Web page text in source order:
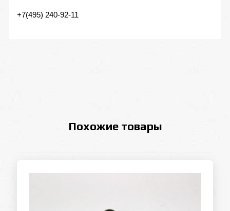
+7(495) 240-92-11
Похожие товары